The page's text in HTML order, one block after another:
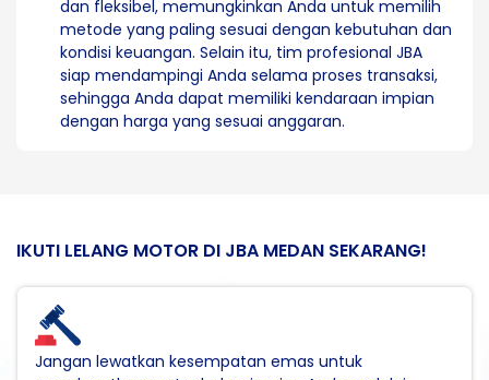
dan fleksibel, memungkinkan Anda untuk memilih
metode yang paling sesuai dengan kebutuhan dan
kondisi keuangan. Selain itu, tim profesional JBA
siap mendampingi Anda selama proses transaksi,
sehingga Anda dapat memiliki kendaraan impian
dengan harga yang sesuai anggaran.
IKUTI LELANG MOTOR DI JBA MEDAN SEKARANG!
Jangan lewatkan kesempatan emas untuk